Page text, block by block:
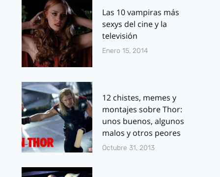
Las 10 vampiras más
sexys del cine y la
televisión
Enero 15, 2014
12 chistes, memes y
montajes sobre Thor:
unos buenos, algunos
malos y otros peores
Octubre 31, 2013